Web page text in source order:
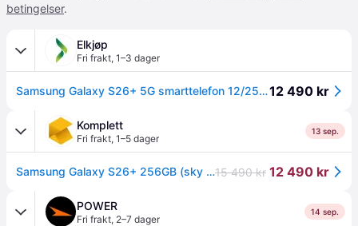
betingelser.
Elkjøp
Fri frakt, 1–3 dager
Samsung Galaxy S26+ 5G smarttelefon 12/256GB (sky blue)12 490 kr
Komplett
Fri frakt, 1–5 dager
13 sep.
Samsung Galaxy S26+ 256GB (sky blue)15 490 kr 12 490 kr
POWER
Fri frakt, 2–7 dager
14 sep.